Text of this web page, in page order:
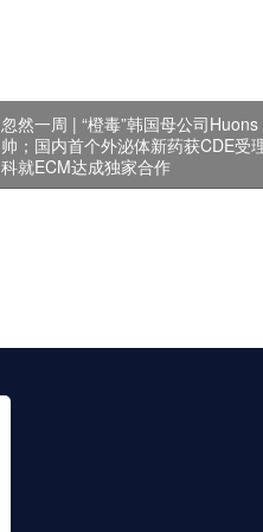
忽然一周 | “橙毒”韩国母公司
帅；国内首个外泌体新药获CDE受
科就ECM达成独家合作